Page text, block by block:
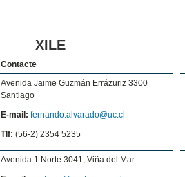
XILE
Contacte
Avenida Jaime Guzmán Errázuriz 3300
Santiago
E-mail: fernando.alvarado@uc.cl
Tlf: (56-2) 2354 5235
Avenida 1 Norte 3041, Viña del Mar